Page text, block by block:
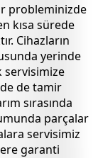
probleminizde
kısa sürede
Cihazların
yerinde
servisimize
de tamir
sırasında
parçalar
servisimiz
garanti